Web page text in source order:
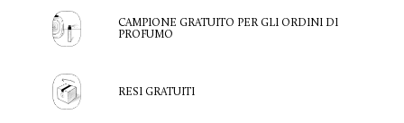
CAMPIONE GRATUITO PER GLI ORDINI DI
PROFUMO
RESI GRATUITI